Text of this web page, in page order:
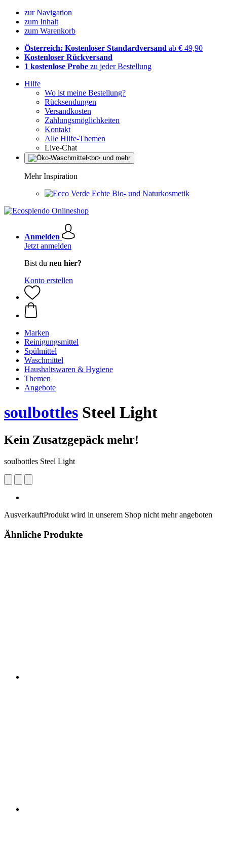
zur Navigation
zum Inhalt
zum Warenkorb
Österreich: Kostenloser Standardversand ab € 49,90
Kostenloser Rückversand
1 kostenlose Probe zu jeder Bestellung
Hilfe
Wo ist meine Bestellung?
Rücksendungen
Versandkosten
Zahlungsmöglichkeiten
Kontakt
Alle Hilfe-Themen
Live-Chat
Mehr Inspiration
Echte Bio- und Naturkosmetik
Anmelden
Jetzt anmelden
Bist du neu hier?
Konto erstellen
Marken
Reinigungsmittel
Spülmittel
Waschmittel
Haushaltswaren & Hygiene
Themen
Angebote
soulbottles Steel Light
Kein Zusatzgepäck mehr!
soulbottles Steel Light
AusverkauftProdukt wird in unserem Shop nicht mehr angeboten
Ähnliche Produkte